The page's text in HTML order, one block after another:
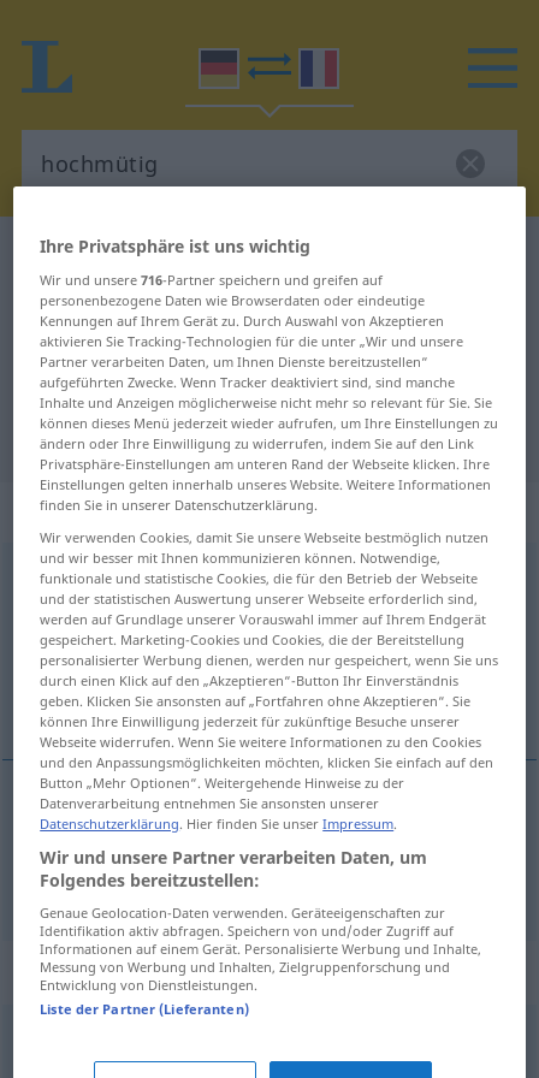
Deutsch-Französisch Wörterbuch
Deutsch-Französisch Übersetzung
für "hochmütig"
"hochmütig" Französisch
Übersetzung
„hochmütig“: Adjektiv
hochmütig [ˈ-myːtɪç]adj
Übersicht aller Übersetzungen
(Für mehr Details die Übersetzung anklicken/antippen)
orgueilleux, hautain
orgueilleux hochmütig
hautain hochmütig
Synonyme für "hochmütig"
Ihre Privatsphäre ist uns wichtig
Wir und unsere716-Partner speichern und greifen auf
personenbezogene Daten wie Browserdaten oder eindeutige
Kennungen auf Ihrem Gerät zu. Durch Auswahl von Akzeptieren
aktivieren Sie Tracking-Technologien für die unter „Wir und unsere
Partner verarbeiten Daten, um Ihnen Dienste bereitzustellen“
aufgeführten Zwecke. Wenn Tracker deaktiviert sind, sind manche
Inhalte und Anzeigen möglicherweise nicht mehr so relevant für Sie. Sie
können dieses Menü jederzeit wieder aufrufen, um Ihre Einstellungen zu
ändern oder Ihre Einwilligung zu widerrufen, indem Sie auf den Link
Privatsphäre-Einstellungen am unteren Rand der Webseite klicken. Ihre
Einstellungen gelten innerhalb unseres Website. Weitere Informationen
finden Sie in unserer Datenschutzerklärung.
Wir verwenden Cookies, damit Sie unsere Webseite bestmöglich nutzen
und wir besser mit Ihnen kommunizieren können. Notwendige,
funktionale und statistische Cookies, die für den Betrieb der Webseite
und der statistischen Auswertung unserer Webseite erforderlich sind,
werden auf Grundlage unserer Vorauswahl immer auf Ihrem Endgerät
gespeichert. Marketing-Cookies und Cookies, die der Bereitstellung
personalisierter Werbung dienen, werden nur gespeichert, wenn Sie uns
durch einen Klick auf den „Akzeptieren“-Button Ihr Einverständnis
geben. Klicken Sie ansonsten auf „Fortfahren ohne Akzeptieren“. Sie
können Ihre Einwilligung jederzeit für zukünftige Besuche unserer
Webseite widerrufen. Wenn Sie weitere Informationen zu den Cookies
und den Anpassungsmöglichkeiten möchten, klicken Sie einfach auf den
Button „Mehr Optionen“. Weitergehende Hinweise zu der
Datenverarbeitung entnehmen Sie ansonsten unserer
Datenschutzerklärung. Hier finden Sie unserImpressum.
Wir und unsere Partner verarbeiten Daten, um
Folgendes bereitzustellen:
Genaue Geolocation-Daten verwenden. Geräteeigenschaften zur
Identifikation aktiv abfragen. Speichern von und/oder Zugriff auf
Informationen auf einem Gerät. Personalisierte Werbung und Inhalte,
Messung von Werbung und Inhalten, Zielgruppenforschung und
Entwicklung von Dienstleistungen.
Liste der Partner (Lieferanten)